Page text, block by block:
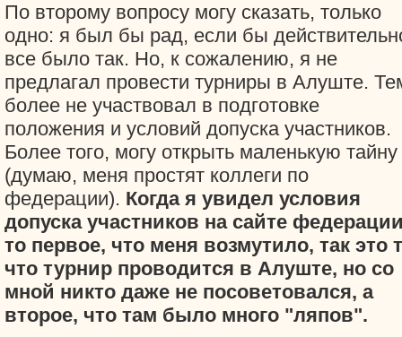
По второму вопросу могу сказать, только
одно: я был бы рад, если бы
все было так. Но, к сожалению, я не
предлагал провести турниры в Алуште.
более не участвовал в подготовке
положения и условий допуска участников.
Более того, могу открыть маленькую тайну
(думаю, меня простят коллеги по
федерации). Когда я увидел условия
допуска участников на сайте
то первое, что меня возмутило, так это
что турнир проводится в Алуште, но со
мной никто даже не посоветовался, а
второе, что там было много "ляпов".